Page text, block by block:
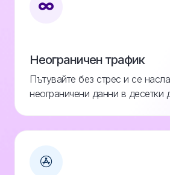
Неограничен трафик
Пътувайте без стрес и се
неограничени данни в десетки